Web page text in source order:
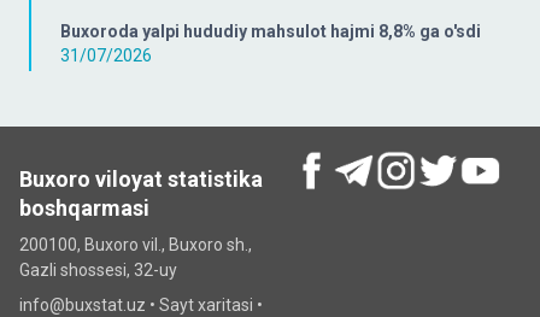
Buxoroda yalpi hududiy mahsulot hajmi 8,8% ga o'sdi
31/07/2026
Buxoro viloyat statistika
boshqarmasi
200100, Buxoro vil., Buxoro sh.,
Gazli shossesi, 32-uy
info@buxstat.uz • Sayt xaritasi •